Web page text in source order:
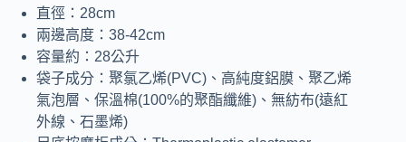
直徑：28cm
兩邊高度：38-42cm
容量約：28公升
袋子成分：聚氯乙烯(PVC)、高純度鋁膜、聚乙烯
氣泡層、保溫棉(100%的聚酯纖維)、無紡布(遠紅
外線、石墨烯)